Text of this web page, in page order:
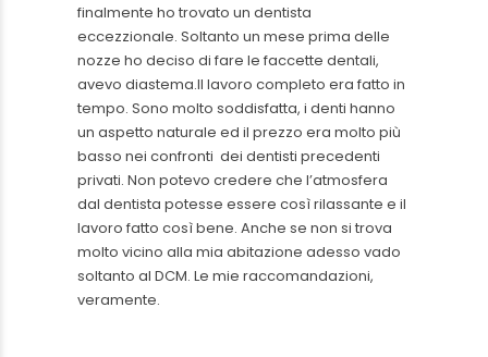
finalmente ho trovato un dentista
eccezzionale. Soltanto un mese prima delle
nozze ho deciso di fare le faccette dentali,
avevo diastema.Il lavoro completo era fatto in
tempo. Sono molto soddisfatta, i denti hanno
un aspetto naturale ed il prezzo era molto più
basso nei confronti dei dentisti precedenti
privati. Non potevo credere che l’atmosfera
dal dentista potesse essere così rilassante e il
lavoro fatto così bene. Anche se non si trova
molto vicino alla mia abitazione adesso vado
soltanto al DCM. Le mie raccomandazioni,
veramente.